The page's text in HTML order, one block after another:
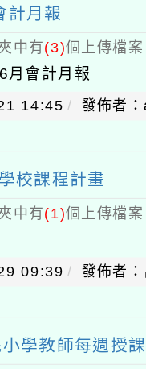
計月報
中有(3)個上傳檔
月會計月報
14:45 發佈者
校課程計畫
中有(1)個上傳檔
09:39 發佈者
學教師每週授